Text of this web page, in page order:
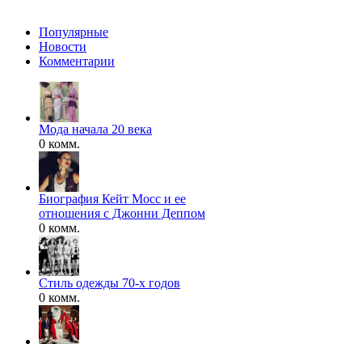
Популярные
Новости
Комментарии
Мода начала 20 века
0 комм.
Биография Кейт Мосс и ее
отношения с Джонни Деппом
0 комм.
Стиль одежды 70-х годов
0 комм.